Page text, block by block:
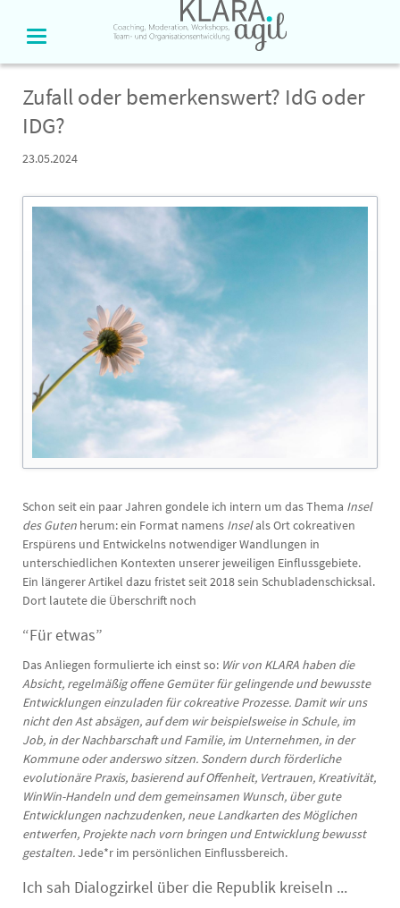
Zufall oder bemerkenswert? IdG oder
IDG?
23.05.2024
Schon seit ein paar Jahren gondele ich intern um das Thema Insel
des Guten herum: ein Format namens Inselals Ort cokreativen
Erspürens und Entwickelns notwendiger Wandlungen in
unterschiedlichen Kontexten unserer jeweiligen Einflussgebiete.
Ein längerer Artikel dazu fristet seit 2018 sein Schubladenschicksal.
Dort lautete die Überschrift noch
“Für etwas”
Das Anliegen formulierte ich einst so: Wir von KLARA haben die
Absicht, regelmäßig offene Gemüter für gelingende und bewusste
Entwicklungen einzuladen für cokreative Prozesse. Damit wir uns
nicht den Ast absägen, auf dem wir beispielsweise in Schule, im
Job, in der Nachbarschaft und Familie, im Unternehmen, in der
Kommune oder anderswo sitzen. Sondern durch förderliche
evolutionäre Praxis, basierend auf Offenheit, Vertrauen, Kreativität,
WinWin-Handeln und dem gemeinsamen Wunsch, über gute
Entwicklungen nachzudenken, neue Landkarten des Möglichen
entwerfen, Projekte nach vorn bringen und Entwicklung bewusst
gestalten.Jede*r im persönlichen Einflussbereich.
Ich sah Dialogzirkel über die Republik kreiseln ...